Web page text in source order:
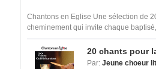
Chantons en Eglise Une sélection de
cheminement qui invite chaque
20 chants pour
Par: Jeune choeur